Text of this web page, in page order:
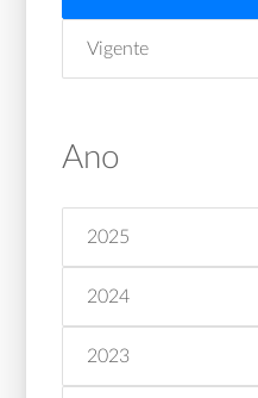
Vigente
Ano
2025
2024
2023